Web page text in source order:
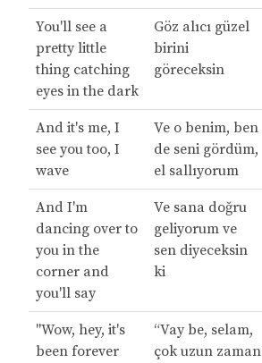
You'll see a
pretty little
thing catching
eyes in the dark
Göz alıcı güzel
birini
göreceksin
And it's me, I
see you too, I
wave
Ve o benim, ben
de seni gördüm,
el sallıyorum
And I'm
dancing over to
you in the
corner and
you'll say
Ve sana doğru
geliyorum ve
sen diyeceksin
ki
"Wow, hey, it's
been forever
“Vay be, selam,
çok uzun zaman